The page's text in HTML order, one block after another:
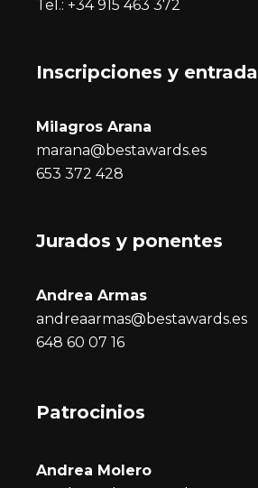
Tel.: +34 915 463 372
Inscripciones y entrada
Milagros Arana
marana@bestawards.es
653 372 428
Jurados y ponentes
Andrea Armas
andreaarmas@bestawards.es
648 60 07 16
Patrocinios
Andrea Molero